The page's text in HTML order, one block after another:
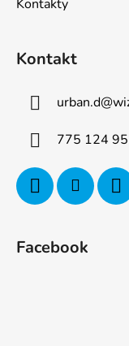
Kontakty
Kontakt
urban.d@
775 124
Facebook